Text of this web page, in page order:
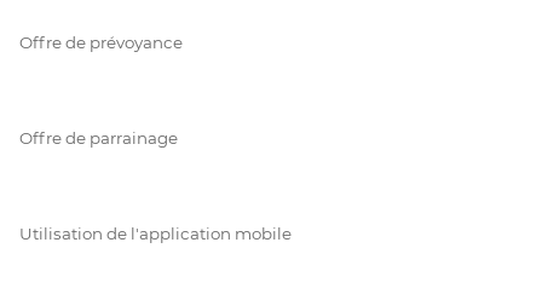
Offre de prévoyance
Offre de parrainage
Utilisation de l'application mobile